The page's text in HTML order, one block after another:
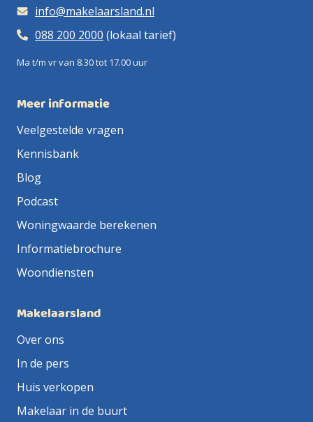
info@makelaarsland.nl
088 200 2000 (lokaal tarief)
Ma t/m vr van 8.30 tot 17.00 uur
Meer informatie
Veelgestelde vragen
Kennisbank
Blog
Podcast
Woningwaarde berekenen
Informatiebrochure
Woondiensten
Makelaarsland
Over ons
In de pers
Huis verkopen
Makelaar in de buurt